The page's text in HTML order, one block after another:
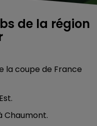
de la région
la coupe de France
Chaumont.